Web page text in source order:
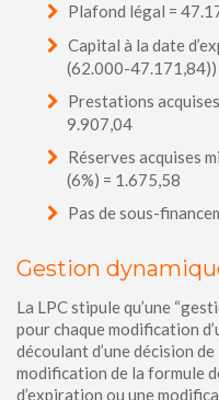
Plafond légal =
Capital à la date
(62.000-
Prestations
9.907,04
Réserves acquises
(6%) = 1.675,58
Pas de sous-
Gestion
La LPC stipule qu’une
pour chaque modification
découlant d’une décision
modification de la formule
d’expiration ou une